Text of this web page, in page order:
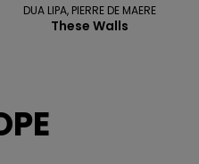
DUA LIPA, PIERRE DE MAERE
These Walls